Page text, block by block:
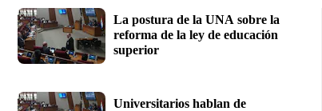
La postura de la UNA sobre la
reforma de la ley de educación
superior
Universitarios hablan de